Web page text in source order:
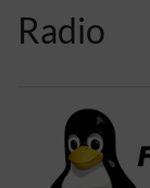
Radio